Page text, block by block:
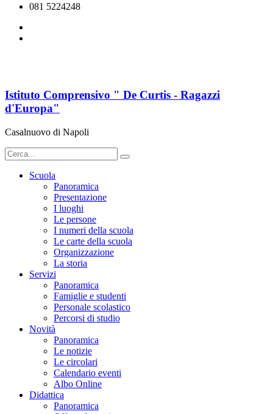
081 5224248
Istituto Comprensivo " De Curtis - Ragazzi
d'Europa"
Casalnuovo di Napoli
Scuola
Panoramica
Presentazione
I luoghi
Le persone
I numeri della scuola
Le carte della scuola
Organizzazione
La storia
Servizi
Panoramica
Famiglie e studenti
Personale scolastico
Percorsi di studio
Novità
Panoramica
Le notizie
Le circolari
Calendario eventi
Albo Online
Didattica
Panoramica